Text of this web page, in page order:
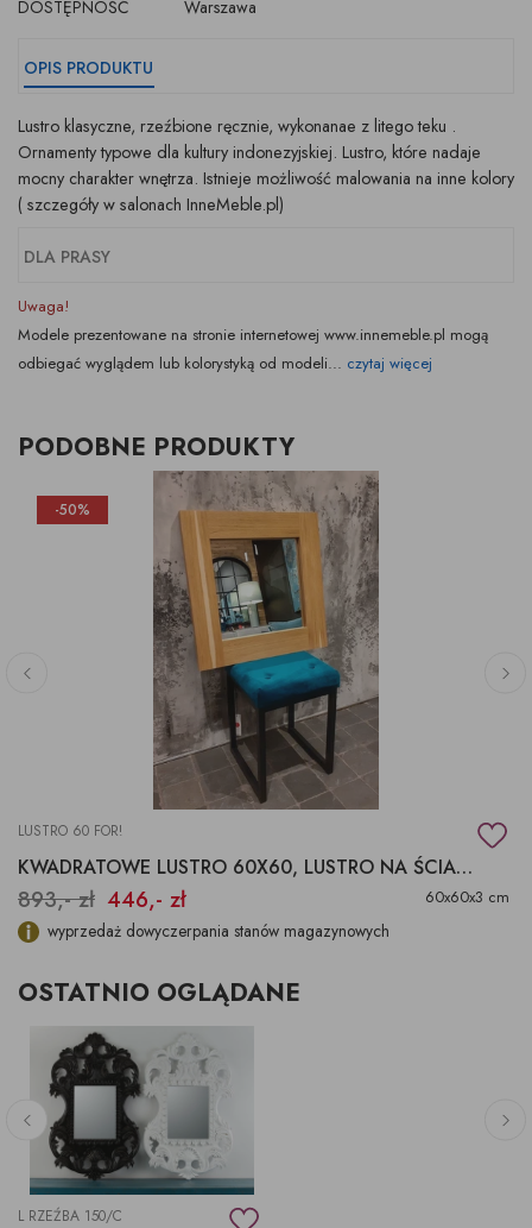
DOSTĘPNOŚĆ Warszawa
OPIS PRODUKTU
Lustro klasyczne, rzeźbione ręcznie, wykonanae z litego teku .
Ornamenty typowe dla kultury indonezyjskiej. Lustro, które nadaje
mocny charakter wnętrza. Istnieje możliwość malowania na inne kolory
( szczegóły w salonach InneMeble.pl)
DLA PRASY
Uwaga!
Modele prezentowane na stronie internetowej www.innemeble.pl mogą
odbiegać wyglądem lub kolorystyką od modeli... czytaj więcej
PODOBNE PRODUKTY
-50%
LUSTRO 60 FOR!
KWADRATOWE LUSTRO 60X60, LUSTRO NA ŚCIANĘ
893,- zł 446,- zł 60x60x3 cm
wyprzedaż dowyczerpania stanów magazynowych
OSTATNIO OGLĄDANE
L RZEŹBA 150/C